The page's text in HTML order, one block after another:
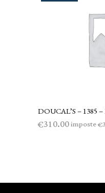
DOUCAL’S – 1385
€310.00imposte€